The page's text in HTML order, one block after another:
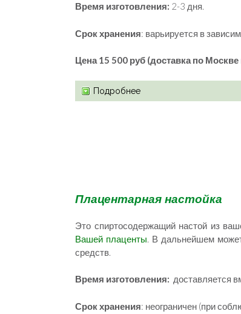
Время изготовления: 2-3 дня.
Срок хранения: варьируется в
Цена 15 500 руб (доставка по
Подробнее
Плацентарная настойка
Это спиртосодержащий настой из
Вашей плаценты. В дальнейшем
средств.
Время изготовления: доставляется
Срок хранения: неограничен (при